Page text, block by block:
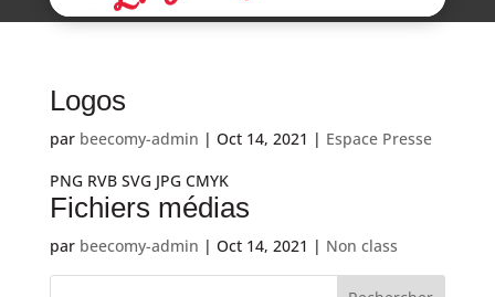
Logos
par beecomy-admin | Oct 14, 2021 | Espace Presse
PNG RVB SVG JPG CMYK
Fichiers médias
par beecomy-admin | Oct 14, 2021 | Non class